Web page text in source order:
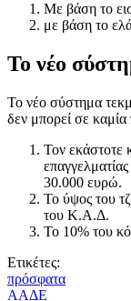
Με βάση το
με βάση το
Το νέο
Το νέο σύστημα
δεν μπορεί σε καμία
Τον εκάστοτε
30.000 ευρώ.
Το ύψος του
του Κ.Α.Δ.
Το 10% του
Ετικέτες:
πρόσφατα
ΑΑΔΕ